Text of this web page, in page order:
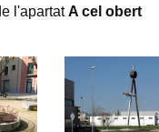
l'apartatA cel obert